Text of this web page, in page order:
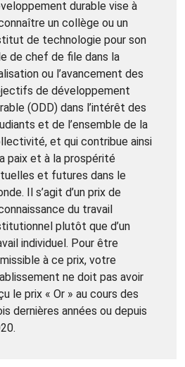
durable vise à
un collège ou un
de technologie pour son
de chef de file dans la
ou l’avancement des
de développement
(ODD) dans l’intérêt des
et de l’ensemble de la
et qui contribue ainsi
paix et à la prospérité
et futures dans le
Il s’agit d’un prix de
du travail
plutôt que d’un
individuel. Pour être
à ce prix, votre
ne doit pas avoir
le prix « Or » au cours des
dernières années ou depuis